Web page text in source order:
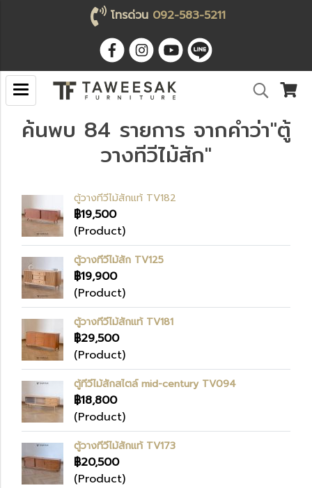
โทรด่วน 092-583-5211
ค้นพบ 84 รายการ จากคำว่า"ตู้
วางทีวีไม้สัก"
ตู้วางทีวีไม้สักแท้ TV182
฿19,500
(Product)
ตู้วางทีวีไม้สัก TV125
฿19,900
(Product)
ตู้วางทีวีไม้สักแท้ TV181
฿29,500
(Product)
ตู้ทีวีไม้สักสไตล์ mid-century TV094
฿18,800
(Product)
ตู้วางทีวีไม้สักแท้ TV173
฿20,500
(Product)